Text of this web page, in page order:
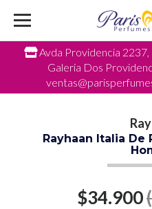
Avda Providencia 2237,
Galeria Dos
Rayhaan Italia De
$34.900